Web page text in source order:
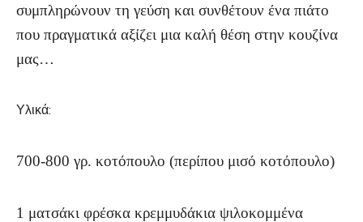
συμπληρώνουν τη γεύση και συνθέτουν ένα πιάτο
που πραγματικά αξίζει μια καλή θέση στην κουζίνα
μας…
Υλικά:
700-800 γρ. κοτόπουλο (περίπου μισό κοτόπουλο)
1 ματσάκι φρέσκα κρεμμυδάκια ψιλοκομμένα